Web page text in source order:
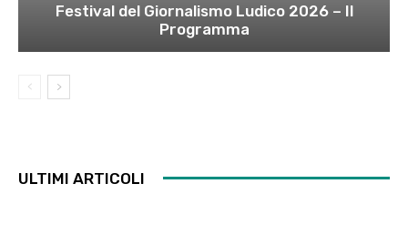
Festival del Giornalismo Ludico 2026 – Il
Programma
ULTIMI ARTICOLI